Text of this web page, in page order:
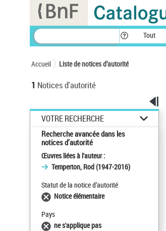
Tout
Accueil Liste de notices d’autorité
1 Notices d'autorité
VOTRE RECHERCHE
Recherche avancée dans les
notices d’autorité
Œuvres liées à l'auteur :
Temperton, Rod (1947-2016)
Statut de la notice d’autorité
Notice élémentaire
Pays
ne s'applique pas
Panneau de gestion des cookies